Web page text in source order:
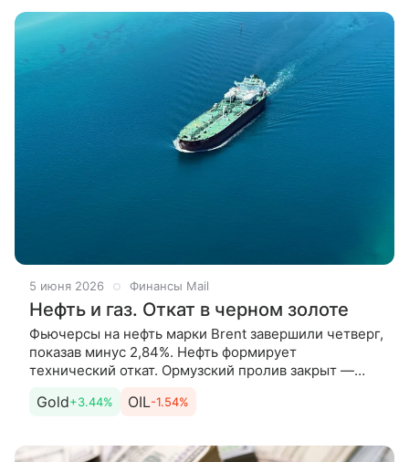
5 июня 2026 Финансы Mail
Нефть и газ. Откат в черном золоте
Фьючерсы на нефть марки Brent завершили четверг,
показав минус 2,84%. Нефть формирует
технический откат. Ормузский пролив закрыт —
поддерживает цены на нефть.
Gold+3.44% OIL-1.54%